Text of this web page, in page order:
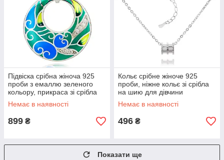
Підвіска срібна жіноча 925
проби з емаллю зеленого
кольору, прикраса зі срібла
на шию для дівчини
Немає в наявності
899 ₴
Кольє срібне жіноче 925
проби, ніжне кольє зі срібла
на шию для дівчини
Немає в наявності
496 ₴
Показати ще